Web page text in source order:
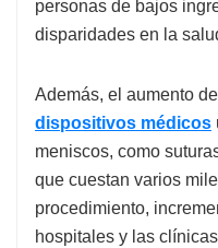
personas de bajos
disparidades en la
Además, el aumento
dispositivos médicos
meniscos, como
que cuestan varios
procedimiento,
hospitales y las